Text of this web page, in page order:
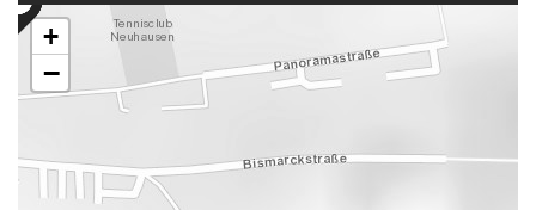
+
−